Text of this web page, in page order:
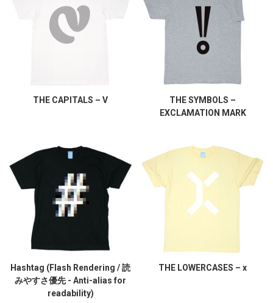
THE CAPITALS – V
THE SYMBOLS –
EXCLAMATION MARK
Hashtag (Flash Rendering / 読
みやすさ優先 - Anti-alias for
readability)
THE LOWERCASES – x